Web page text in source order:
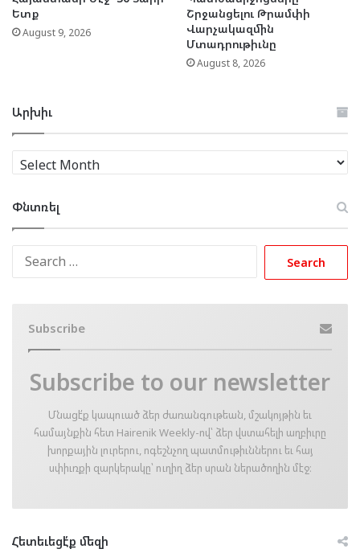
Ետք
August 9, 2026
Շրջանցելու Թրամփի
Վարչակազմին
Մտադրութիւնը
August 8, 2026
Արխիւ
Արխիւ
Փնտռել
Subscribe
Subscribe to our newsletter
Մնացէ՛ք կապուած ձեր ժառանգութեան, մշակոյթին եւ
համայնքին հետ Hairenik Weekly-ով՝ ձեր վստահելի աղբիւրը
խորքային լուրերու, ոգեշնչող պատմութիւններու եւ հայ
սփիւռքի զարկերակը՝ ուղիղ ձեր սրան ներածողին մէջ։
Հետեւեցէ՛ք մեզի